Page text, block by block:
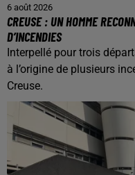
6 août 2026
CREUSE : UN HOMME
D’INCENDIES
Interpellé pour trois
à l’origine de plusieurs
Creuse.